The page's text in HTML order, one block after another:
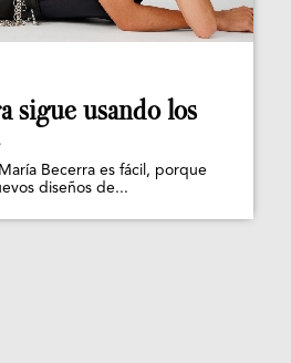
sigue usando los
Becerra es fácil, porque
diseños de...